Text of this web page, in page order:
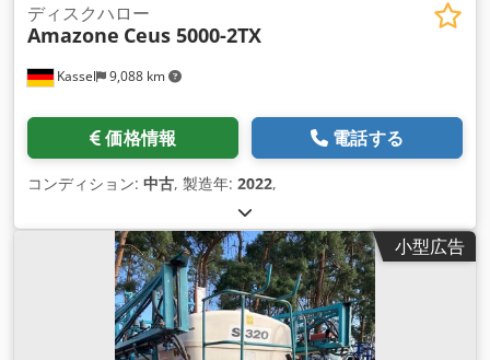
Kassel 9,088 km
ディスクハロー
Amazone Ceus 5000-2TX
価格情報 電話する
コンディション: 中古, 製造年: 2022,
小型広告